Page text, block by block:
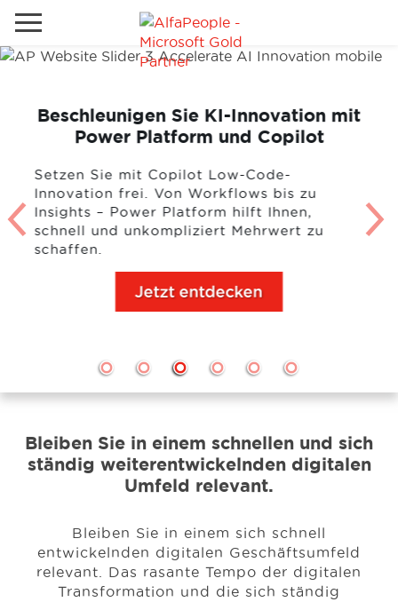
Beschleunigen Sie KI-Innovation mit
Power Platform und Copilot
Setzen Sie mit Copilot Low-Code-
Innovation frei. Von Workflows bis zu
Insights – Power Platform hilft Ihnen,
schnell und unkompliziert Mehrwert zu
schaffen.
Jetzt entdecken
Bleiben Sie in einem schnellen und sich
ständig weiterentwickelnden digitalen
Umfeld relevant.
Bleiben Sie in einem sich schnell
entwickelnden digitalen Geschäftsumfeld
relevant. Das rasante Tempo der digitalen
Transformation und die sich ständig
Lösungen
Industrie
Kunden
Events
Karriere
Telefon Email
Lokale Website
Global
China
Kanada
Naher Osten